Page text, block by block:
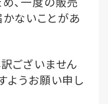
ないことがあ
ございません
ようお願い申し